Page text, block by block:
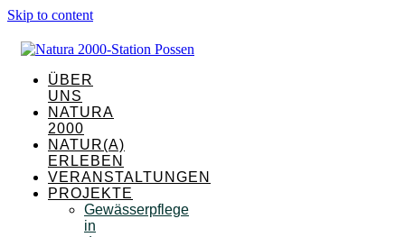
Skip to content
ÜBER
UNS
NATURA
2000
NATUR(A)
ERLEBEN
VERANSTALTUNGEN
PROJEKTE
Gewässerpflege
in